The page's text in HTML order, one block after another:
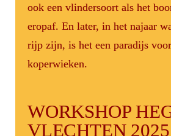
ook een vlindersoort als het
eropaf. En later, in het najaar
rijp zijn, is het een paradijs
koperwieken.
WORKSHOP
VLECHTEN 2025